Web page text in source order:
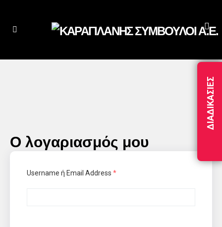
Ο λογαριασμός μου
Username ή Email Address*
ΔΙΑΔΙΚΑΣΊΕΣ